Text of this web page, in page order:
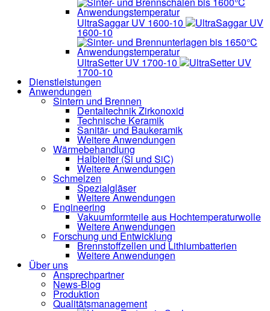
UltraSaggar UV 1600-10 UltraSaggar UV
1600-10
UltraSetter UV 1700-10 UltraSetter UV
1700-10
Dienstleistungen
Anwendungen
Sintern und Brennen
DentaltechnikZirkonoxid
Technische Keramik
Sanitär- und Baukeramik
Weitere Anwendungen
Wärmebehandlung
Halbleiter(Si und SiC)
Weitere Anwendungen
Schmelzen
Spezialgläser
Weitere Anwendungen
Engineering
Vakuumformteile aus Hochtemperaturwolle
Weitere Anwendungen
Forschung und Entwicklung
Brennstoffzellen und Lithiumbatterien
Weitere Anwendungen
Über uns
Ansprechpartner
News-Blog
Produktion
Qualitätsmanagement